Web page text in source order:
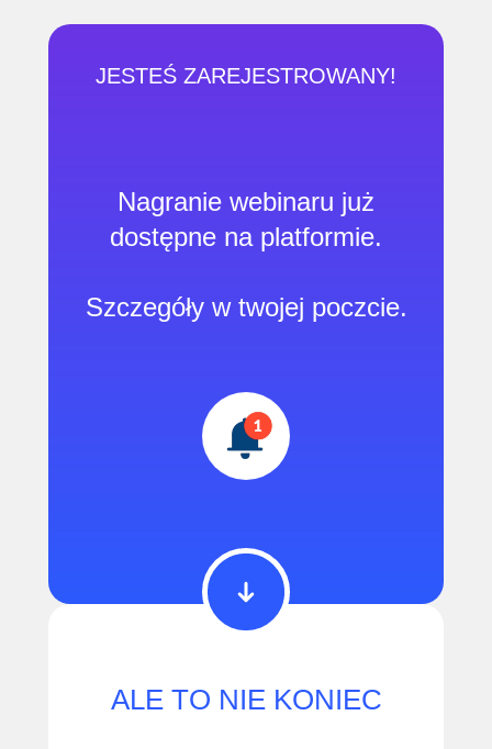
JESTEŚ ZAREJESTROWANY!
Nagranie webinaru już
dostępne na platformie.
Szczegóły w twojej poczcie.
ALE TO NIE KONIEC